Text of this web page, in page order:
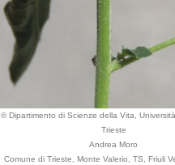
© Dipartimento di Scienze della Vita,
Trieste
Andrea Moro
Comune di Trieste, Monte Valerio, TS, Friuli